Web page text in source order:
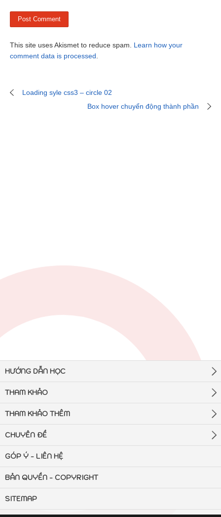
This site uses Akismet to reduce spam. Learn how your
comment data is processed
Loading syle css3 – circle 02
Box hover chuyển động thành phần
HƯỚNG DẪN HỌC
THAM KHẢO
THAM KHẢO THÊM
CHUYÊN ĐỀ
GÓP Ý - LIÊN HỆ
BẢN QUYỀN - COPYRIGHT
SITEMAP